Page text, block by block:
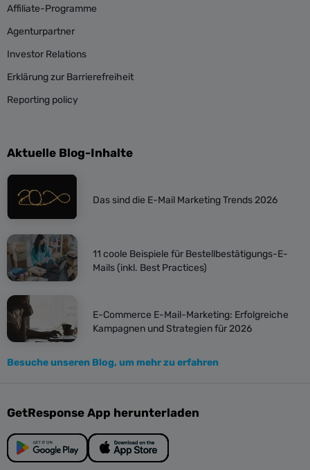
Affiliate-Programme
Agenturpartner
Investor Relations
Erklärung zur Barrierefreiheit
Reporting policy
Aktuelle Blog-Inhalte
Das sind die E-Mail Marketing Trends 2026
11 coole Beispiele für Bestellbestätigungs-E-
Mails (inkl. Best Practices)
E-Commerce E-Mail-Marketing: Erfolgreiche
Kampagnen und Strategien für 2026
Besuche unseren Blog, um mehr zu erfahren
GetResponse App herunterladen